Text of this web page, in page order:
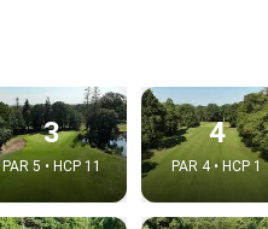
3
PAR 5 • HCP 11
4
PAR 4 • HCP 1